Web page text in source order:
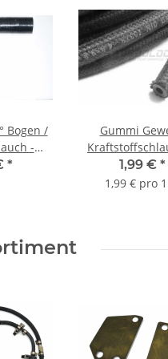
Bogen /
-
*
Gummi
3.2 mm
73379-B)
1,99 € *
1,99 € pro